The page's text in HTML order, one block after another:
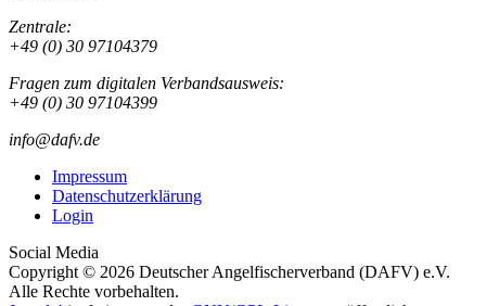
Zentrale:
+49 (0) 30 97104379
Fragen zum digitalen Verbandsausweis:
+49 (0) 30 97104399
info@dafv.de
Impressum
Datenschutzerklärung
Login
Social Media
Copyright © 2026 Deutscher Angelfischerverband (DAFV) e.V.
Alle Rechte vorbehalten.